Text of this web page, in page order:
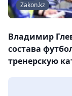
Zakon.kz
Владимир
состава
тренерскую